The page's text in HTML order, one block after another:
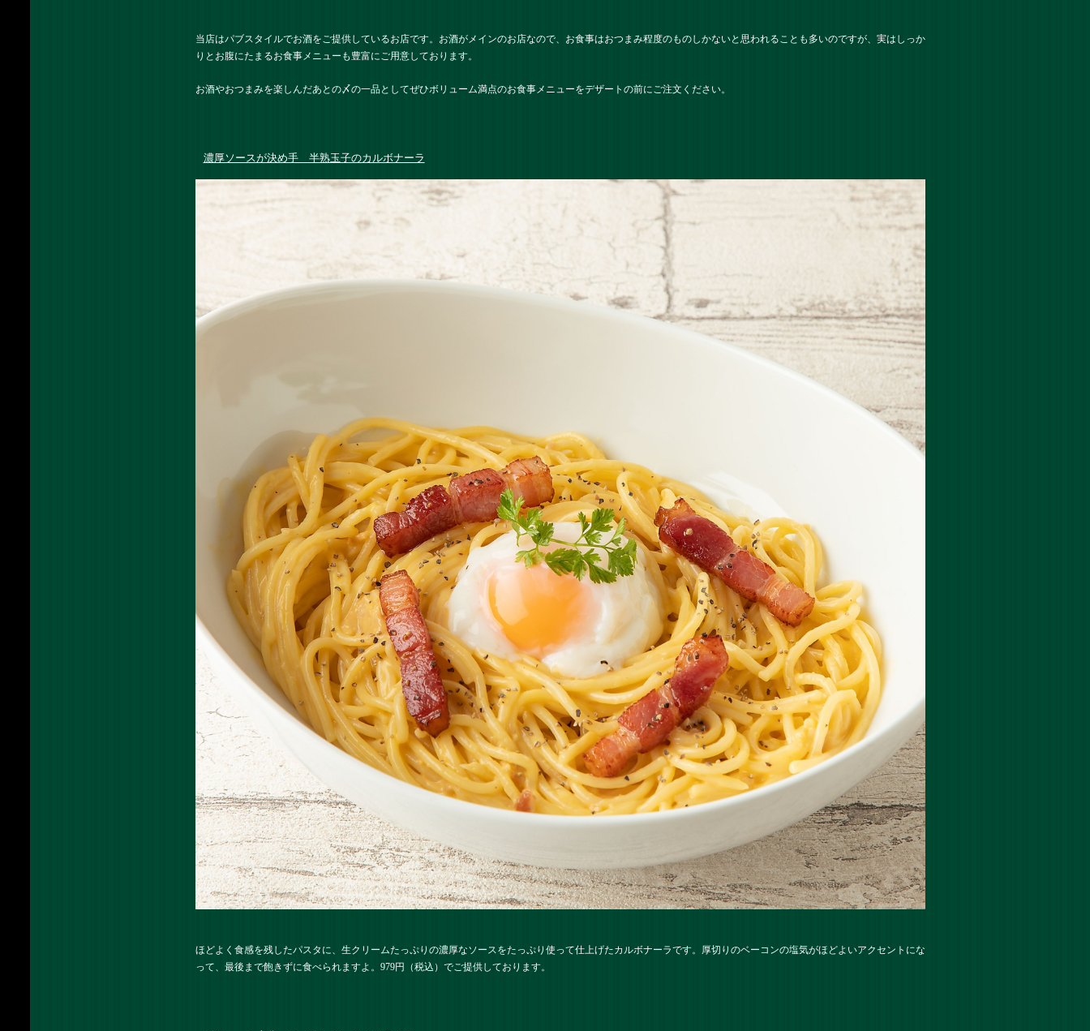
当店はパブスタイルでお酒をご提供しているお店です。お酒がメインのお店なので、お食事はおつまみ程度のものしかないと思われることも多いのですが、実はしっか
りとお腹にたまるお食事メニューも豊富にご用意しております。
お酒やおつまみを楽しんだあとの〆の一品としてぜひボリューム満点のお食事メニューをデザートの前にご注文ください。
濃厚ソースが決め手 半熟玉子のカルボナーラ
ほどよく食感を残したパスタに、生クリームたっぷりの濃厚なソースをたっぷり使って仕上げたカルボナーラです。厚切りのベーコンの塩気がほどよいアクセントにな
って、最後まで飽きずに食べられますよ。979円（税込）でご提供しております。